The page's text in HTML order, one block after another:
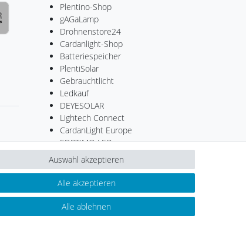
Plentino-Shop
gAGaLamp
Drohnenstore24
Cardanlight-Shop
Batteriespeicher
PlentiSolar
Gebrauchtlicht
Ledkauf
DEYESOLAR
Lightech Connect
CardanLight Europe
FORTIMO LEDs
LED-RETROSHOP
MeinUSB
widerrufen Kontakt
Alle akzeptieren
Alle ablehnen
Auswahl akzeptieren